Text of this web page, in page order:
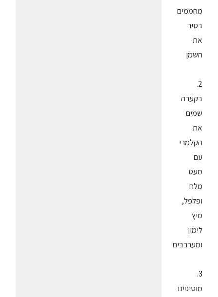
מחממים
בסיר
את
השמן
2.
בקערה
שמים
את
הקלמרי
עם
מעט
מלח
ופלפל,
מיץ
לימון
ומערבבים
3.
מוסיפים